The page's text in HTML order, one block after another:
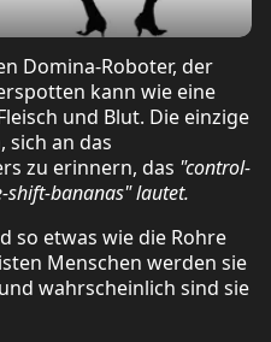
Domina-Roboter, der
kann wie eine
und Blut. Die einzige
sich an das
zu erinnern, das "control-
shift-bananas" lautet.
so etwas wie die Rohre
Menschen werden sie
wahrscheinlich sind sie